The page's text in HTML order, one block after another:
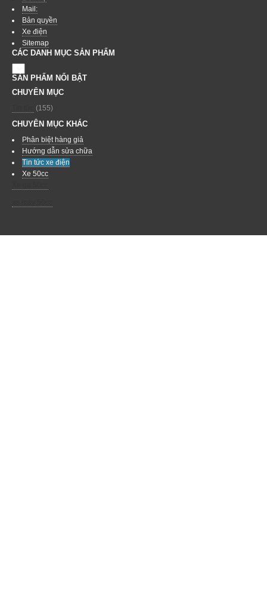
Mail:
Bản quyền
Xe điện
Sitemap
CÁC DANH MỤC SẢN PHẨM
SẢN PHẨM NỔI BẬT
CHUYÊN MỤC
(155)
CHUYÊN MỤC KHÁC
Phân biệt hàng giả
Hướng dẫn sửa chữa
Tin tức xe điện
Xe 50cc